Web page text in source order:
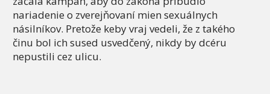
nariadenie o zverejňovaní mien sexuálnych
násilníkov. Pretože keby vraj vedeli, že z takého
činu bol ich sused usvedčený, nikdy by dcéru
nepustili cez ulicu.